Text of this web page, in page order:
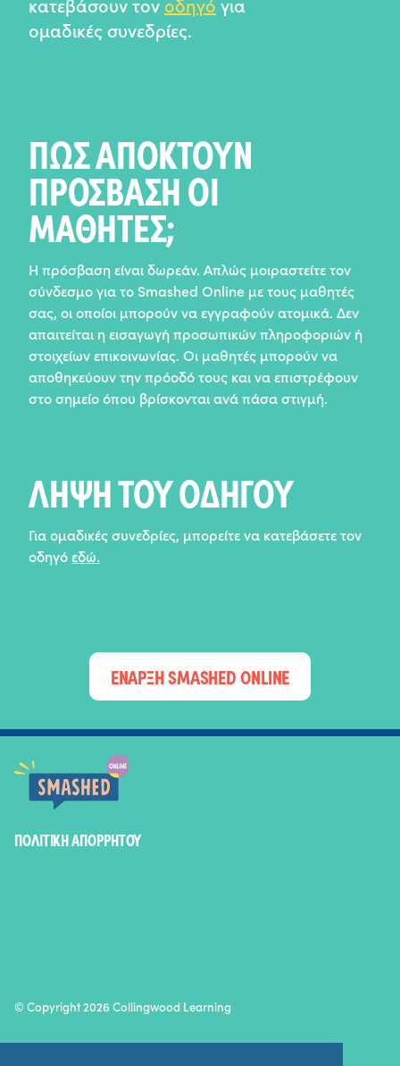
ομαδικές συνεδρίες.
ΠΩΣ ΑΠΟΚΤΟΥΝ
ΠΡΟΣΒΑΣΗ ΟΙ
ΜΑΘΗΤΕΣ;
Η πρόσβαση είναι δωρεάν. Απλώς μοιραστείτε τον
σύνδεσμο για το Smashed Online με τους μαθητές
σας, οι οποίοι μπορούν να εγγραφούν ατομικά. Δεν
απαιτείται η εισαγωγή προσωπικών πληροφοριών ή
στοιχείων επικοινωνίας. Οι μαθητές μπορούν να
αποθηκεύουν την πρόοδό τους και να επιστρέφουν
στο σημείο όπου βρίσκονται ανά πάσα στιγμή.
ΛΗΨΗ ΤΟΥ ΟΔΗΓΟΥ
Για ομαδικές συνεδρίες, μπορείτε να κατεβάσετε τον
οδηγόεδώ.
ΕΝΑΡΞΗ SMASHED ONLINE
SMASHED ONLINE
ΠΟΛΙΤΙΚΉ ΑΠΟΡΡΉΤΟΥ
© Copyright 2026 Collingwood Learning